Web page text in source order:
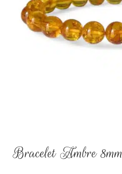
Bracelet Ambre 8mm